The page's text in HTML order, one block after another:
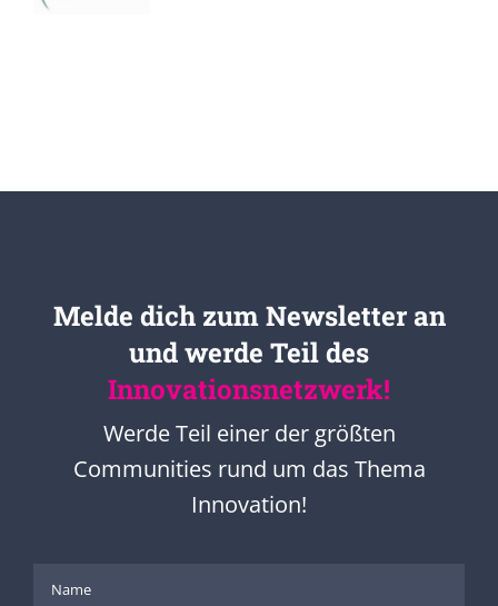
Melde dich zum Newsletter an
und werde Teil des
Innovationsnetzwerk!
Werde Teil einer der größten
Communities rund um das Thema
Innovation!